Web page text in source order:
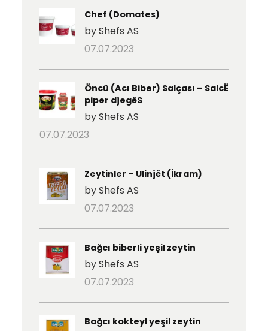
Chef (Domates)
by Shefs AS
07.07.2023
Öncü (Acı Biber) Salçası – SalcË
piper djegëS
by Shefs AS
07.07.2023
Zeytinler – Ulinjët (İkram)
by Shefs AS
07.07.2023
Bağcı biberli yeşil zeytin
by Shefs AS
07.07.2023
Bağcı kokteyl yeşil zeytin